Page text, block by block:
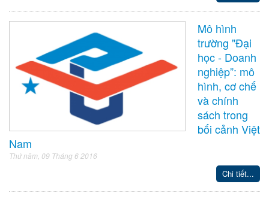
Mô hình
trường "Đại
học - Doanh
nghiệp”: mô
hình, cơ chế
và chính
sách trong
bối cảnh Việt
Nam
Thứ năm, 09 Tháng 6 2016
Chi tiết...